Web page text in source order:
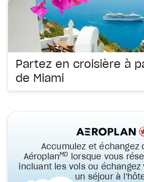
Partez en croisière à
de Miami
Accumulez et échangez
AéroplanMD
lorsque vous
incluant les vols ou échangez
un séjour à